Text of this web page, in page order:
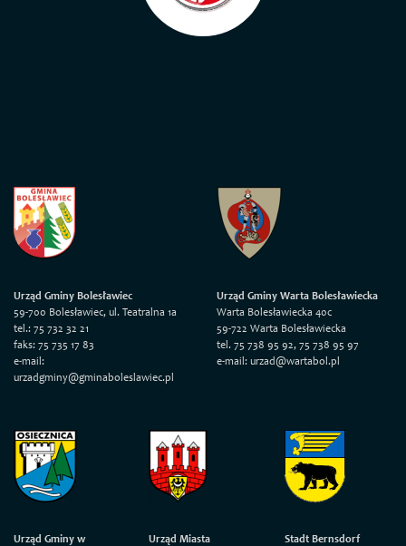
Urząd Gminy Bolesławiec
59-700 Bolesławiec, ul. Teatralna 1a
tel.: 75 732 32 21
faks: 75 735 17 83
e-mail:
urzadgminy@gminaboleslawiec.pl
Urząd Gminy Warta Bolesławiecka
Warta Bolesławiecka 40c
59-722 Warta Bolesławiecka
tel. 75 738 95 92, 75 738 95 97
e-mail: urzad@wartabol.pl
Urząd Gminy w
Urząd Miasta
Stadt Bernsdorf